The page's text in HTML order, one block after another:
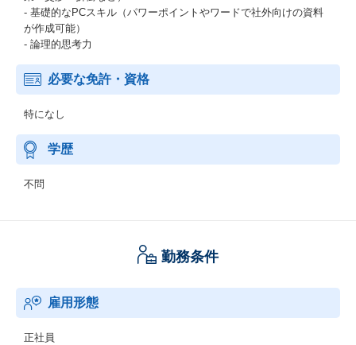
- 基礎的なPCスキル（パワーポイントやワードで社外向けの資料
が作成可能）
- 論理的思考力
必要な免許・資格
特になし
学歴
不問
勤務条件
雇用形態
正社員